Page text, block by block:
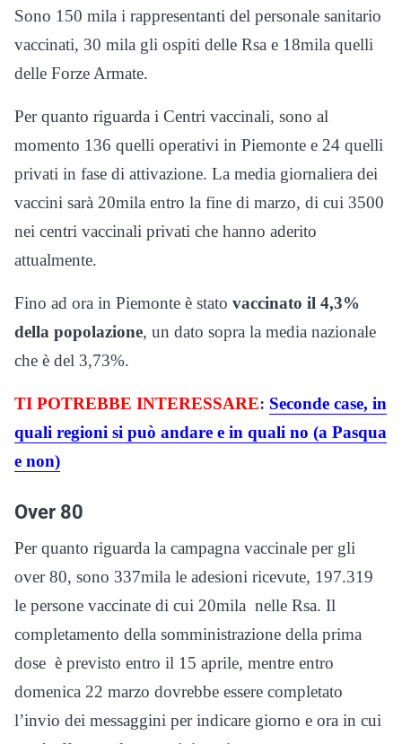
Sono 150 mila i rappresentanti del personale sanitario
vaccinati, 30 mila gli ospiti delle Rsa e 18mila quelli
delle Forze Armate.
Per quanto riguarda i Centri vaccinali, sono al
momento 136 quelli operativi in Piemonte e 24 quelli
privati in fase di attivazione. La media giornaliera dei
vaccini sarà 20mila entro la fine di marzo, di cui 3500
nei centri vaccinali privati che hanno aderito
attualmente.
Fino ad ora in Piemonte è stato vaccinato il 4,3%
della popolazione, un dato sopra la media nazionale
che è del 3,73%.
TI POTREBBE INTERESSARE: Seconde case, in
quali regioni si può andare e in quali no (a Pasqua
e non)
Over 80
Per quanto riguarda la campagna vaccinale per gli
over 80, sono 337mila le adesioni ricevute, 197.319
le persone vaccinate di cui 20mila nelle Rsa. Il
completamento della somministrazione della prima
dose è previsto entro il 15 aprile, mentre entro
domenica 22 marzo dovrebbe essere completato
l’invio dei messaggini per indicare giorno e ora in cui